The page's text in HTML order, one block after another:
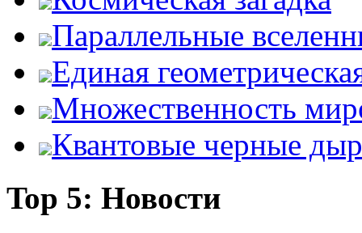
Параллельные
Единая
Множественность
Квантовые черные
Top 5: Новости